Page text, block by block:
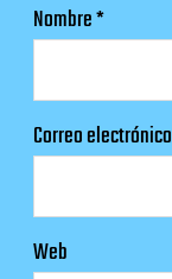
Nombre*
Correo electrónico
Web